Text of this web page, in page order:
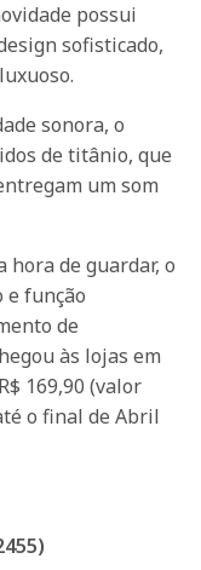
possui
sofisticado,
sonora, o
de titânio, que
um som
de guardar, o
e função
de
às lojas em
169,90 (valor
o final de Abril